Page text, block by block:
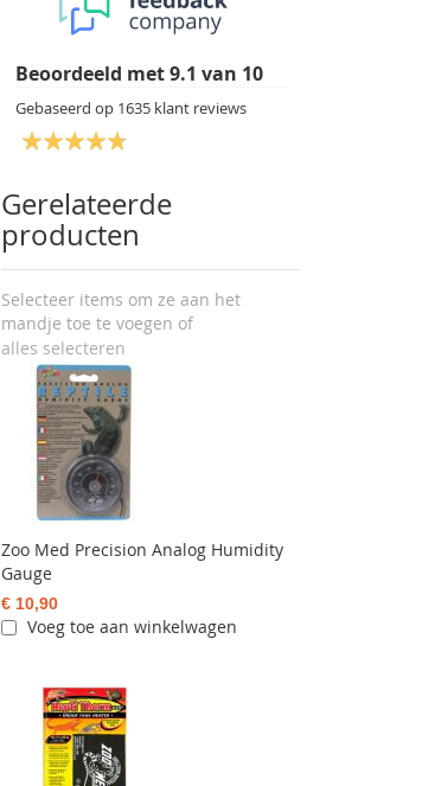
Beoordeeld met9.1 van 10
Gebaseerd op 1635 klant reviews
Gerelateerde
producten
Selecteer items om ze aan het
mandje toe te voegen of
alles selecteren
Zoo Med Precision Analog Humidity
Gauge
€ 10,90
Voeg toe aan winkelwagen